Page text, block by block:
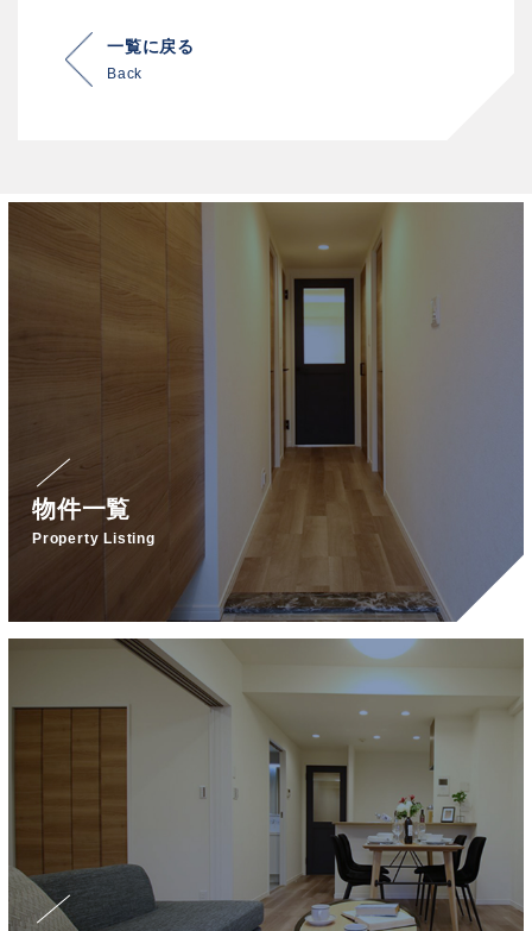
一覧に戻る
Back
物件一覧
Property Listing